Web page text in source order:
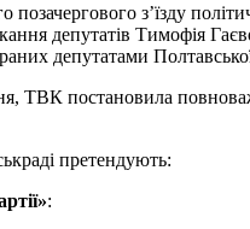
позачергового з’їзду
депутатів Тимофія
депутатами
ТВК постановила
претендують:
: